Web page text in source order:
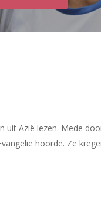
uit Azië lezen. Mede
hoorde. Ze